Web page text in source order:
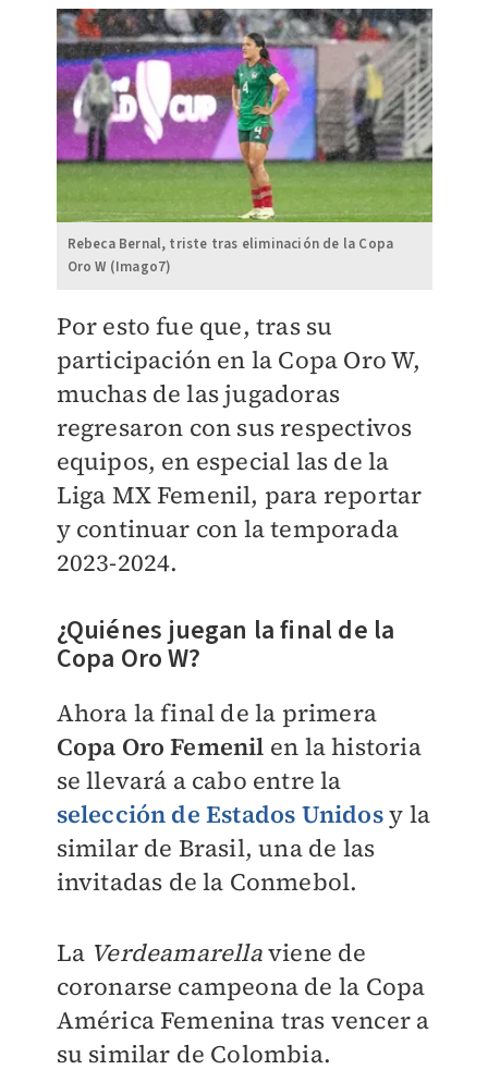
Rebeca Bernal, triste tras eliminación de la Copa
Oro W (Imago7)
Por esto fue que, tras su
participación en la Copa Oro W,
muchas de las jugadoras
regresaron con sus respectivos
equipos, en especial las de la
Liga MX Femenil, para reportar
y continuar con la temporada
2023-2024.
¿Quiénes juegan la final de la
Copa Oro W?
Ahora la final de la primera
Copa Oro Femenil en la historia
se llevará a cabo entre la
selección de Estados Unidosy la
similar de Brasil, una de las
invitadas de la Conmebol.
La Verdeamarellaviene de
coronarse campeona de la Copa
América Femenina tras vencer a
su similar de Colombia.